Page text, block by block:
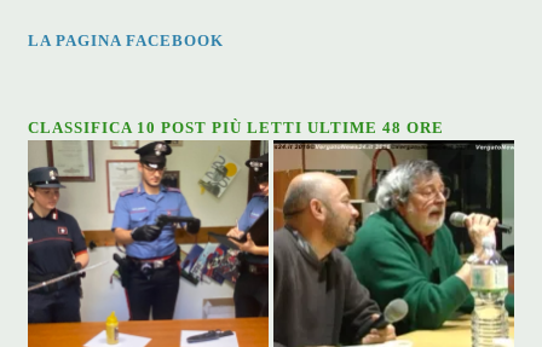
LA PAGINA FACEBOOK
CLASSIFICA 10 POST PIÙ LETTI ULTIME 48 ORE